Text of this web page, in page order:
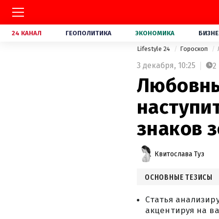
24 КАНАЛ ГЕОПОЛИТИКА ЭКОНОМИКА
Lifestyle 24 Гороскоп
3 декабря, 10:25 2
знаков
Квитослава Туз
ОСНОВНЫЕ ТЕЗИСЫ
Статья
акцентируя на